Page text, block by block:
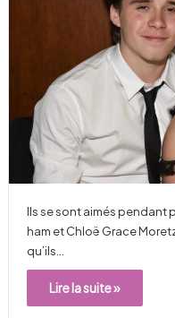
Ils se sont aimés pendant
ham et Chloë Grace
qu’ils…
Lire la suite »